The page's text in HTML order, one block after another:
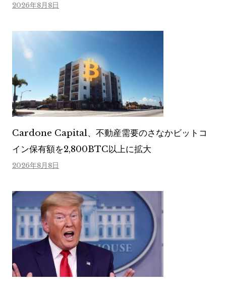
2026年8月8日
Cardone Capital、不動産需要のさなかビットコ
イン保有額を2,800BTC以上に拡大
2026年8月8日